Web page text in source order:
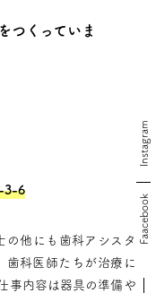
つくっていま
3-6
の他にも歯科アシスタ
歯科医師たちが治療に
事内容は器具の準備や
Faacebook
Instagram